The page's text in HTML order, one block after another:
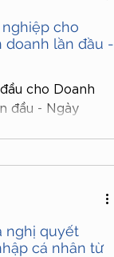
cho
doanh lần đầu -
cho Doanh
đầu - Ngày
tư nhân, trong
cho
nghị quyết
cá nhân từ